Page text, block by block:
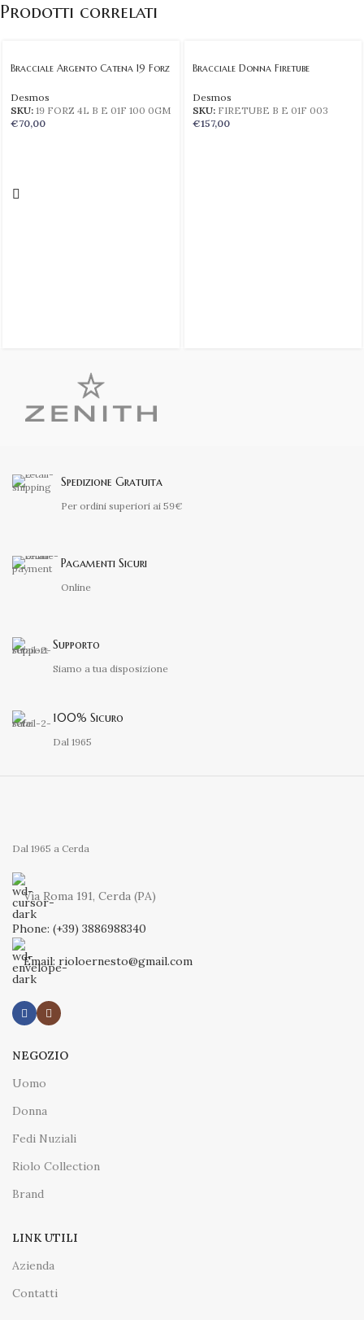
Prodotti correlati
Bracciale Argento Catena 19 Forz
Desmos
SKU: 19 FORZ 4L B E 01F 100 0GM
€70,00
Bracciale Donna Firetube
Desmos
SKU: FIRETUBE B E 01F 003
€157,00
Spedizione Gratuita
Per ordini superiori ai 59€
Pagamenti Sicuri
Online
Supporto
Siamo a tua disposizione
100% Sicuro
Dal 1965
Dal 1965 a Cerda
Via Roma 191, Cerda (PA)
Phone: (+39) 3886988340
Email: rioloernesto@gmail.com
NEGOZIO
Uomo
Donna
Fedi Nuziali
Riolo Collection
Brand
LINK UTILI
Azienda
Contatti